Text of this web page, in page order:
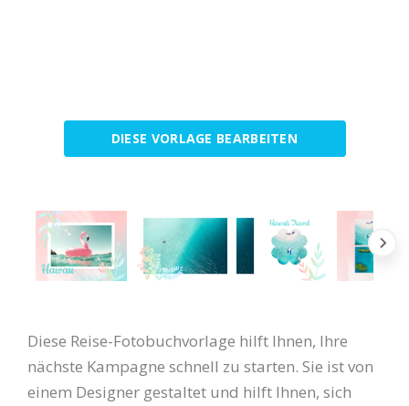
DIESE VORLAGE BEARBEITEN
Diese Reise-Fotobuchvorlage hilft Ihnen, Ihre
nächste Kampagne schnell zu starten. Sie ist von
einem Designer gestaltet und hilft Ihnen, sich